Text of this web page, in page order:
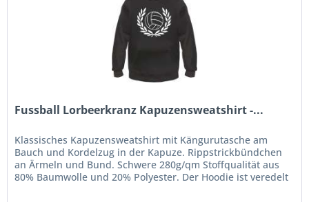
Fussball Lorbeerkranz Kapuzensweatshirt -...
Klassisches Kapuzensweatshirt mit Kängurutasche am
Bauch und Kordelzug in der Kapuze. Rippstrickbündchen
an Ärmeln und Bund. Schwere 280g/qm Stoffqualität aus
80% Baumwolle und 20% Polyester. Der Hoodie ist veredelt